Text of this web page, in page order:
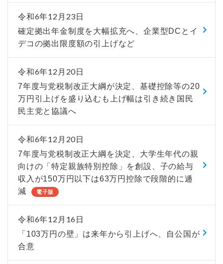
令和6年12月23日
確定拠出年金制度を大幅拡充へ、企業型DCとイ
デコの拠出限度額の引上げなど
令和6年12月20日
7年度与党税制改正大綱が決定、基礎控除等の20
万円引上げを盛り込むも上げ幅は引き続き国民
民主党と協議へ
令和6年12月20日
7年度与党税制改正大綱を決定、大学生年代の親
向けの「特定親族特別控除」を創設、子の給与
収入が150万円以下は63万円控除で段階的に逓
減
電子版
令和6年12月16日
「103万円の壁」は来年から引上げへ、自公国が
合意